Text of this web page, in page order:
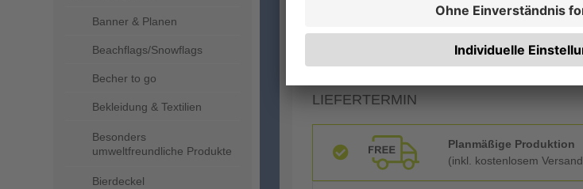
Banner & Planen
Beachflags/Snowflags
Becher to go
Bekleidung & Textilien
Besonders
umweltfreundliche Produkte
Bierdeckel
Abheftlochung (2 Loch)
LIEFERTERMIN
Planmäßige Produktion
(inkl. kostenlosem